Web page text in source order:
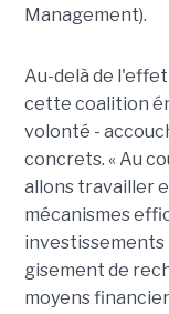
Management).
Au-delà de
cette coalition
volonté -
concrets. « Au
allons travailler
mécanismes
investissements
gisement de
moyens